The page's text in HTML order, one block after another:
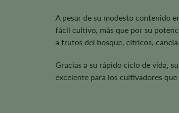
A pesar de su modesto contenido
fácil cultivo, más que por su
a frutos del bosque, cítricos,
Gracias a su rápido ciclo de vida,
excelente para los cultivadores